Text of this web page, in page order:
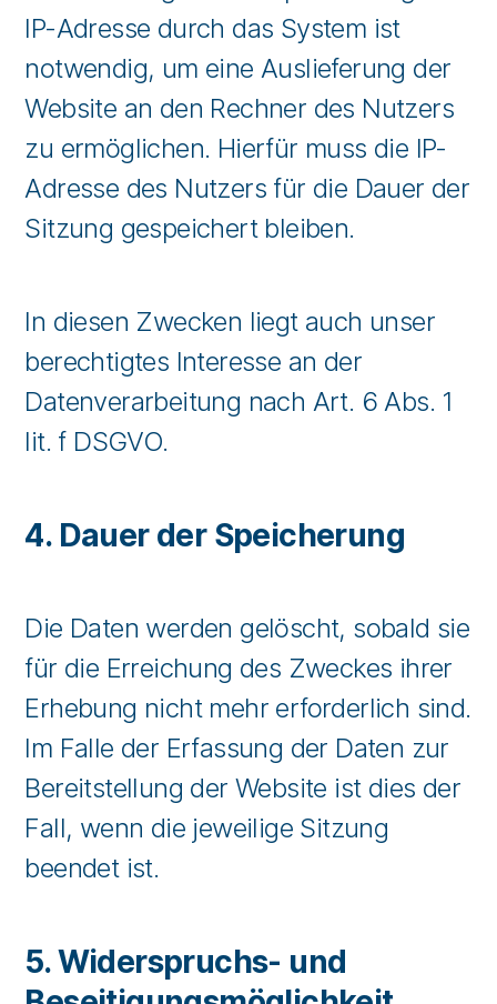
IP-Adresse durch das System ist
notwendig, um eine Auslieferung der
Website an den Rechner des Nutzers
zu ermöglichen. Hierfür muss die IP-
Adresse des Nutzers für die Dauer der
Sitzung gespeichert bleiben.
In diesen Zwecken liegt auch unser
berechtigtes Interesse an der
Datenverarbeitung nach Art. 6 Abs. 1
lit. f DSGVO.
4. Dauer der Speicherung
Die Daten werden gelöscht, sobald sie
für die Erreichung des Zweckes ihrer
Erhebung nicht mehr erforderlich sind.
Im Falle der Erfassung der Daten zur
Bereitstellung der Website ist dies der
Fall, wenn die jeweilige Sitzung
beendet ist.
5. Widerspruchs- und